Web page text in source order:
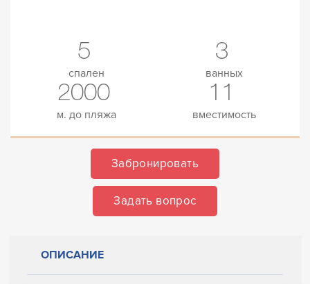
5
спален
3
ванных
2000
м. до пляжа
11
вместимость
Забронировать
Задать вопрос
ОПИСАНИЕ